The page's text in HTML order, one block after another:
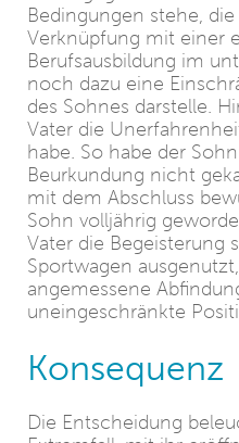
Bedingungen stehe,
Verknüpfung mit einer
Berufsausbildung im
noch dazu eine
des Sohnes darstelle.
Vater die
habe. So habe der
Beurkundung nicht
mit dem Abschluss
Sohn volljährig
Vater die Begeisterung
Sportwagen
angemessene
uneingeschränkte
Konsequenz
Die Entscheidung